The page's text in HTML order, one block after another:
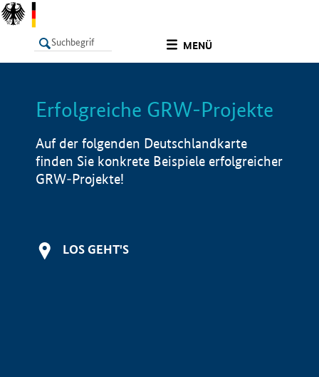
MENÜ
LISTE Info
Erfolgreiche GRW-Projekte
Auf der folgenden Deutschlandkarte
finden Sie konkrete Beispiele erfolgreicher
GRW-Projekte!
LOS GEHT'S